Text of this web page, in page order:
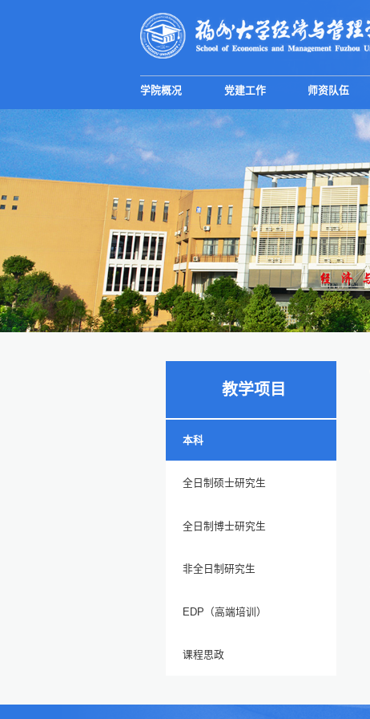
学院概况 党建工作 师资队伍
教学项目
本科
全日制硕士研究生
全日制博士研究生
非全日制研究生
EDP（高端培训）
课程思政